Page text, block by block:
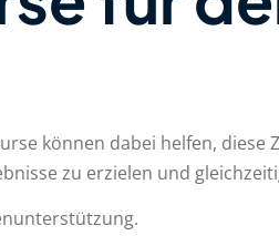
können dabei helfen, diese
zu erzielen und